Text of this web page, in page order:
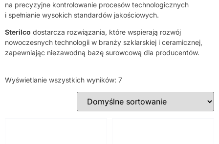
na precyzyjne kontrolowanie procesów technologicznych
i spełnianie wysokich standardów jakościowych.
Sterilco dostarcza rozwiązania, które wspierają rozwój
nowoczesnych technologii w branży szklarskiej i ceramicznej,
zapewniając niezawodną bazę surowcową dla producentów.
Wyświetlanie wszystkich wyników: 7